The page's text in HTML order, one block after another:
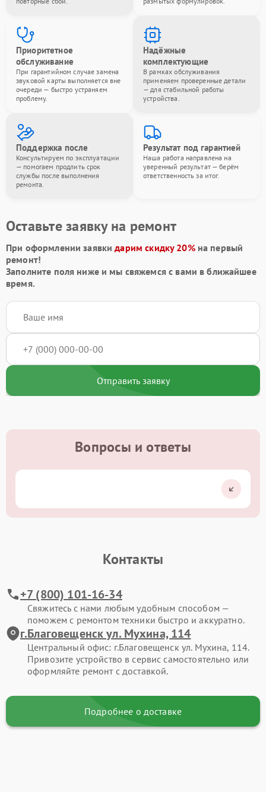
Приоритетное
обслуживание
При гарантийном случае замена
звуковой карты выполняется вне
очереди — быстро устраняем
проблему.
Надёжные
комплектующие
В рамках обслуживания
применяем проверенные детали
— для стабильной работы
устройства.
Поддержка после
Консультируем по эксплуатации
— помогаем продлить срок
службы после выполнения
ремонта.
Результат под гарантией
Наша работа направлена на
уверенный результат — берём
ответственность за итог.
Оставьте заявку на ремонт
При оформлении заявкидарим скидку 20%на первый
ремонт!
Заполните поля ниже и мы свяжемся с вами в ближайшее
время.
Отправить заявку
Вопросы и ответы
Контакты
+7 (800) 101-16-34
Свяжитесь с нами любым удобным способом —
поможем с ремонтом техники быстро и аккуратно.
г.Благовещенск ул. Мухина, 114
Центральный офис: г.Благовещенск ул. Мухина, 114.
Привозите устройство в сервис самостоятельно или
оформляйте ремонт с доставкой.
Подробнее о доставке